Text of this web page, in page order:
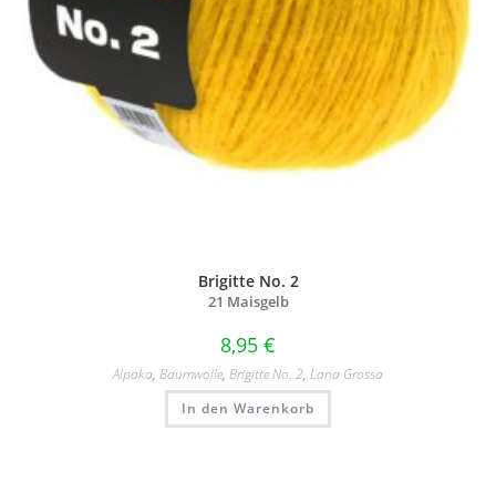
Brigitte No. 2
21 Maisgelb
8,95 €
Alpaka, Baumwolle, Brigitte No. 2, Lana Grossa
In den Warenkorb